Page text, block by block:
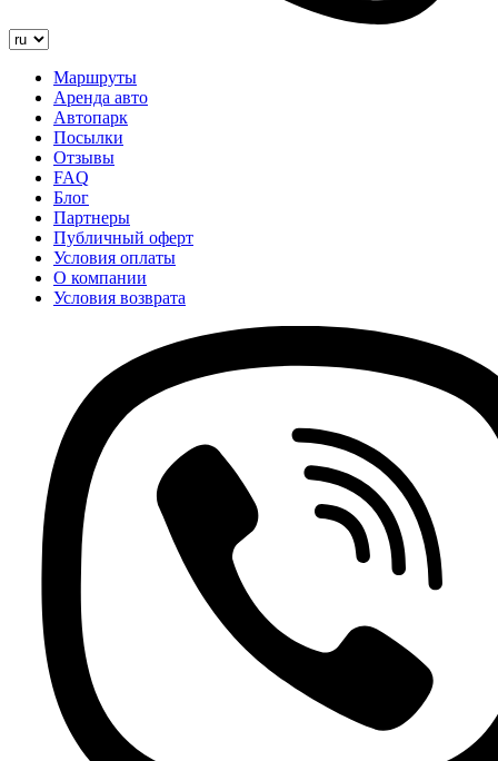
Маршруты
Аренда авто
Автопарк
Посылки
Отзывы
FAQ
Блог
Партнеры
Публичный оферт
Условия оплаты
О компании
Условия возврата